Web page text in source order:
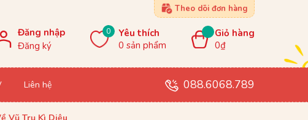
Theo dõi đơn hàng
Đăng nhập
Đăng ký
0
Yêu thích
0 sản phẩm
Giỏ hàng
0₫
Liên hệ 088.6068.789